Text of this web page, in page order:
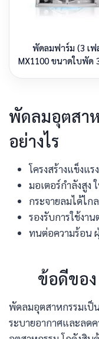
พัดลมฟาร์ม (3 เฟ
MX1100 ขนาดใบพัด
พัดลมอุตสา
อย่างไร
โครงสร้างแข็งแ
มอเตอร์กำลังสูง
กระจายลมได้ไ
รองรับการใช้งา
ทนต่อความร้อน
ข้อดีขอ
พัดลมอุตสาหกรรมเ
ระบายอากาศและลด